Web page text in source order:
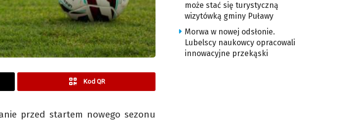
Kod QR
przed startem nowego sezonu
może stać się turystyczną
wizytówką gminy Puławy
Morwa w nowej odsłonie.
Lubelscy naukowcy opracowali
innowacyjne przekąski